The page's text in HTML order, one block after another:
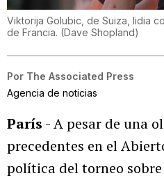
Viktorija Golubic, de Suiza, lidia
de Francia. (Dave Shopland)
Por The Associated Press
Agencia de noticias
París - A pesar de una
precedentes en el
política del torneo